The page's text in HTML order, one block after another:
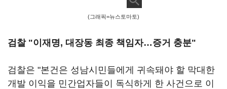
(그래픽=뉴스토마토)
검찰 "이재명, 대장동 최종 책임자…증거 충분"
검찰은 "본건은 성남시민들에게 귀속돼야 할 막대한
개발 이익을 민간업자들이 독식하게 한 사건으로 이